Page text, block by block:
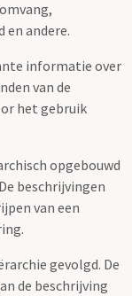
en andere.
informatie over
van de
het gebruik
opgebouwd
beschrijvingen
van een
gevolgd. De
de beschrijving